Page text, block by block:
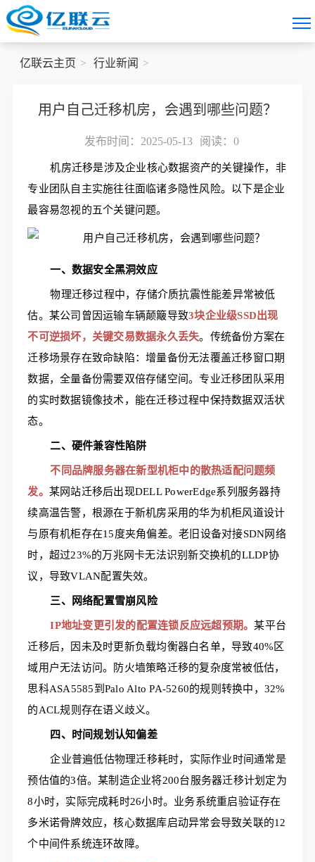
亿联云主页 行业新闻
用户自己迁移机房，会遇到哪些问题？
发布时间：2025-05-13 阅读： 0
机房迁移是涉及企业核心数据资产的关键操作，非
专业团队自主实施往往面临诸多隐性风险。以下是企业
最容易忽视的五个关键问题。
一、数据安全黑洞效应
物理迁移过程中，存储介质抗震性能差异常被低
估。某公司曾因运输车辆颠簸导致3块企业级SSD出现
不可逆损坏，关键交易数据永久丢失。传统备份方案在
迁移场景存在致命缺陷：增量备份无法覆盖迁移窗口期
数据，全量备份需要双倍存储空间。专业迁移团队采用
的实时数据镜像技术，能在迁移过程中保持数据双活状
态。
二、硬件兼容性陷阱
不同品牌服务器在新型机柜中的散热适配问题频
发。 某网站迁移后出现DELL PowerEdge系列服务器持
续高温告警，根源在于新机房采用的华为机柜风道设计
与原有机柜存在15度夹角偏差。老旧设备对接SDN网络
时，超过23%的万兆网卡无法识别新交换机的LLDP协
议，导致VLAN配置失效。
三、网络配置雪崩风险
IP地址变更引发的配置连锁反应远超预期。某平台
迁移后，因未及时更新负载均衡器白名单，导致40%区
域用户无法访问。防火墙策略迁移的复杂度常被低估，
思科ASA5585到Palo Alto PA-5260的规则转换中，32%
的ACL规则存在语义歧义。
四、时间规划认知偏差
企业普遍低估物理迁移耗时，实际作业时间通常是
预估值的3倍。某制造企业将200台服务器迁移计划定为
8小时，实际完成耗时26小时。业务系统重启验证存在
多米诺骨牌效应，核心数据库启动异常会导致关联的12
个中间件系统连环故障。